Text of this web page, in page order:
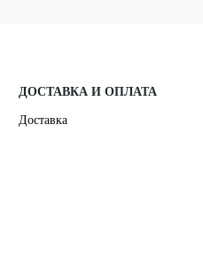
ДОСТАВКА И ОПЛАТА
Доставка